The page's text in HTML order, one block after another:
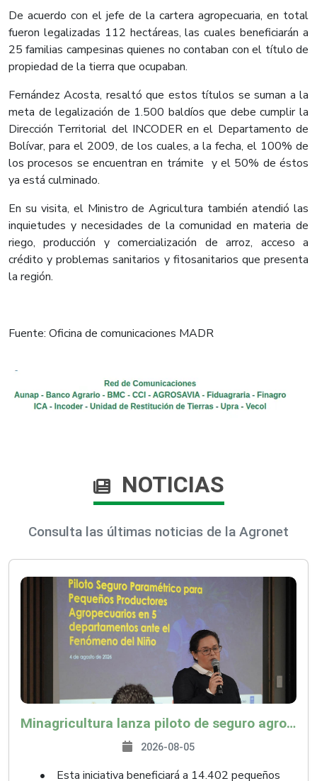
De acuerdo con el jefe de la cartera agropecuaria, en total
fueron legalizadas 112 hectáreas, las cuales beneficiarán a
25 familias campesinas quienes no contaban con el título de
propiedad de la tierra que ocupaban.
Fernández Acosta, resaltó que estos títulos se suman a la
meta de legalización de 1.500 baldíos que debe cumplir la
Dirección Territorial del INCODER en el Departamento de
Bolívar, para el 2009, de los cuales, a la fecha, el 100% de
los procesos se encuentran en trámite y el 50% de éstos
ya está culminado.
En su visita, el Ministro de Agricultura también atendió las
inquietudes y necesidades de la comunidad en materia de
riego, producción y comercialización de arroz, acceso a
crédito y problemas sanitarios y fitosanitarios que presenta
la región.
Fuente: Oficina de comunicaciones MADR
NOTICIAS
Consulta las últimas noticias de la Agronet
Minagricultura lanza piloto de seguro agropecuario por $9.625 millones para proteger a más de 14.000 pequeños productores contra riesgos del Fenómeno de El Niño
2026-08-05
• Esta iniciativa beneficiará a 14.402 pequeños